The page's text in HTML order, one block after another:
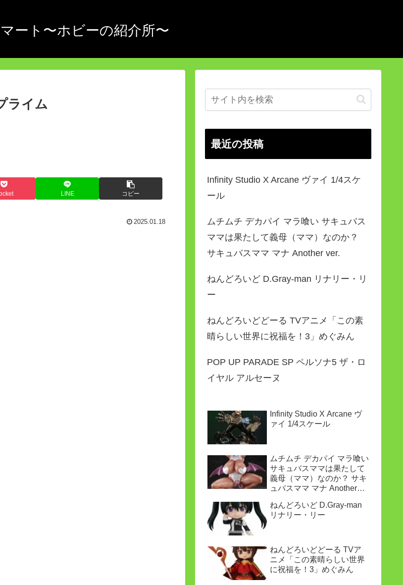
ート〜ホビーの紹介所〜
ライム
LINE コピー
2025.01.18
最近の投稿
Infinity Studio X Arcane ヴァイ 1/4スケ
ール
ムチムチ デカパイ マラ喰い サキュバス
ママは果たして義母（ママ）なのか？
サキュバスママ マナ Another ver.
ねんどろいど D.Gray-man リナリー・リ
ー
ねんどろいどどーる TVアニメ「この素
晴らしい世界に祝福を！3」めぐみん
POP UP PARADE SP ペルソナ5 ザ・ロ
イヤル アルセーヌ
Infinity Studio X Arcane ヴ
ァイ 1/4スケール
ムチムチ デカパイ マラ喰い
サキュバスママは果たして
義母（ママ）なのか？ サキ
ュバスママ マナ Another
ねんどろいど D.Gray-man
リナリー・リー
ねんどろいどどーる TVア
ニメ「この素晴らしい世界
に祝福を！3」めぐみん